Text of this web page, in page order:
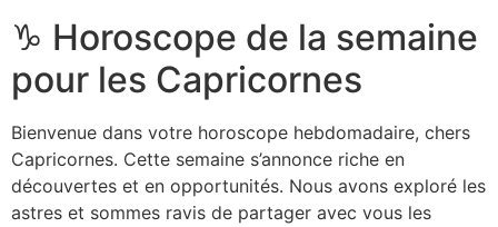
♑ Horoscope de la semaine
pour les Capricornes
Bienvenue dans votre horoscope hebdomadaire, chers
Capricornes. Cette semaine s’annonce riche en
découvertes et en opportunités. Nous avons exploré les
astres et sommes ravis de partager avec vous les